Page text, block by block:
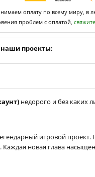
оплату по всему миру, в
проблем с оплатой,
наши проекты:
недорого и без каких
игровой
Каждая новая глава